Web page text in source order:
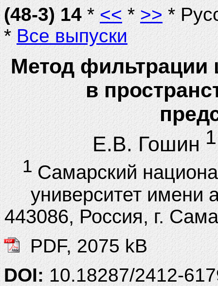
(48-3) 14*<< * >>*
*Все выпуски
Метод фильтрации
в
Е.В. Гошин1
1 Самарский
университет имени
443086, Россия, г.
PDF, 2075 kB
DOI:10.18287/2412-